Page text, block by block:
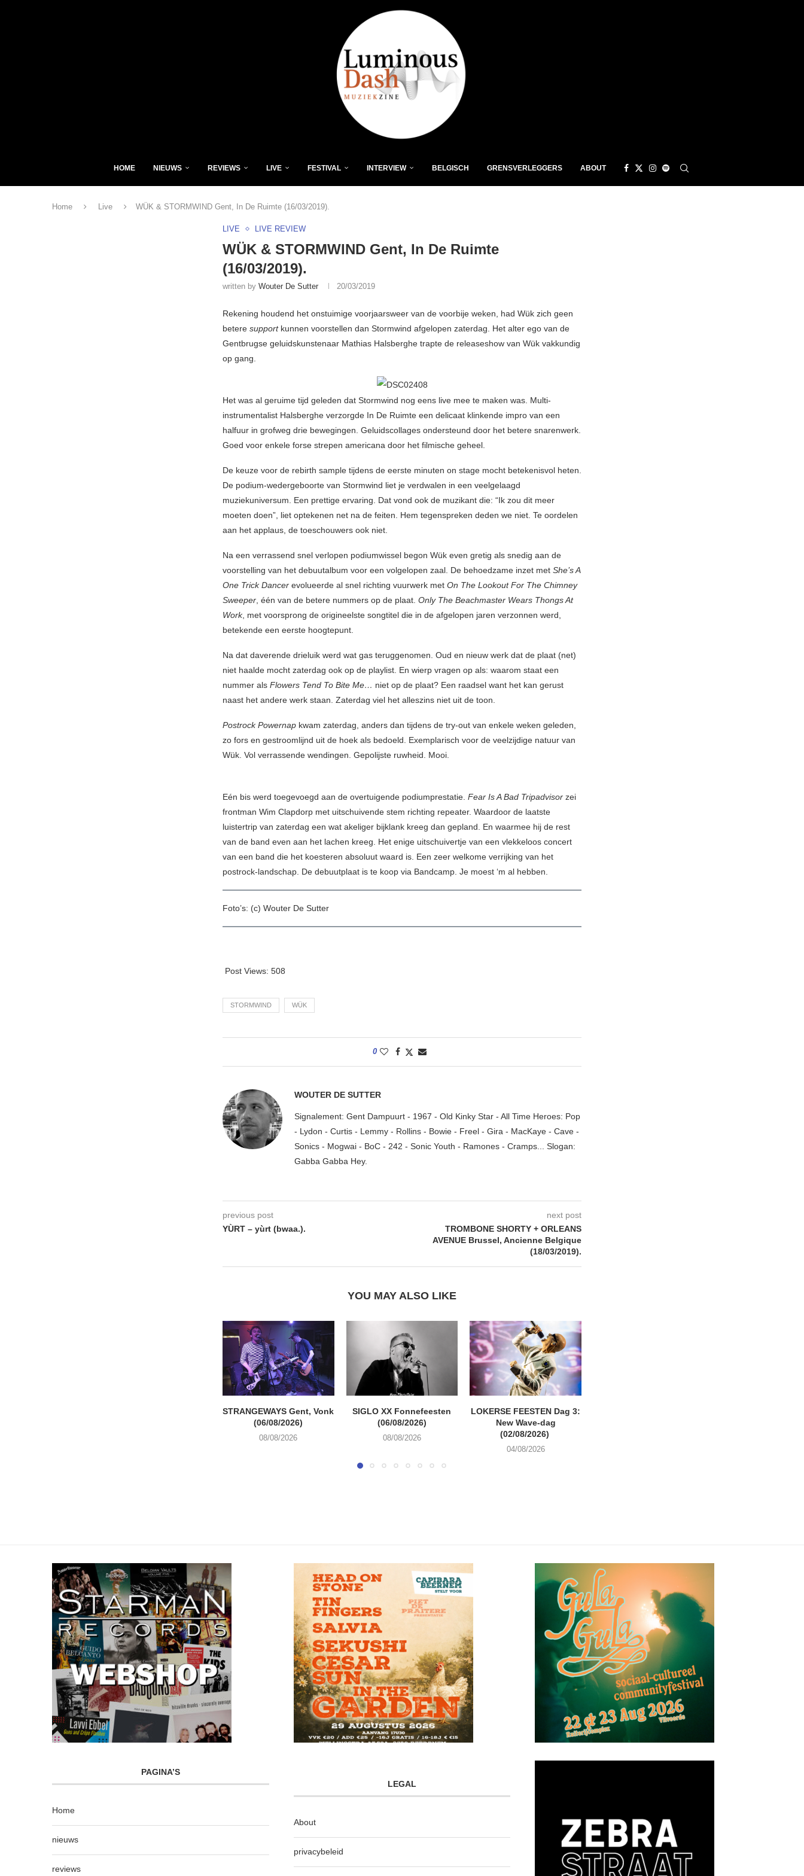
HOME NIEUWS REVIEWS LIVE FESTIVAL INTERVIEW BELGISCH GRENSVERLEGGERS ABOUT
Home Live WÜK & STORMWIND Gent, In De Ruimte (16/03/2019).
LIVE LIVE REVIEW
WÜK & STORMWIND Gent, In De Ruimte
(16/03/2019).
written by Wouter De Sutter 20/03/2019
Rekening houdend het onstuimige voorjaarsweer van de voorbije weken, had Wük zich geen
betere supportkunnen voorstellen dan Stormwind afgelopen zaterdag. Het alter ego van de
Gentbrugse geluidskunstenaar Mathias Halsberghe trapte de releaseshow van Wük vakkundig
op gang.
Het was al geruime tijd geleden dat Stormwind nog eens live mee te maken was. Multi-
instrumentalist Halsberghe verzorgde In De Ruimte een delicaat klinkende impro van een
halfuur in grofweg drie bewegingen. Geluidscollages ondersteund door het betere snarenwerk.
Goed voor enkele forse strepen americana door het filmische geheel.
De keuze voor de rebirth sample tijdens de eerste minuten on stage mocht betekenisvol heten.
De podium-wedergeboorte van Stormwind liet je verdwalen in een veelgelaagd
muziekuniversum. Een prettige ervaring. Dat vond ook de muzikant die: “Ik zou dit meer
moeten doen”, liet optekenen net na de feiten. Hem tegenspreken deden we niet. Te oordelen
aan het applaus, de toeschouwers ook niet.
Na een verrassend snel verlopen podiumwissel begon Wük even gretig als snedig aan de
voorstelling van het debuutalbum voor een volgelopen zaal. De behoedzame inzet met She’s A
One Trick Dancer evolueerde al snel richting vuurwerk met On The Lookout For The Chimney
Sweeper, één van de betere nummers op de plaat. Only The Beachmaster Wears Thongs At
Work, met voorsprong de origineelste songtitel die in de afgelopen jaren verzonnen werd,
betekende een eerste hoogtepunt.
Na dat daverende drieluik werd wat gas teruggenomen. Oud en nieuw werk dat de plaat (net)
niet haalde mocht zaterdag ook op de playlist. En wierp vragen op als: waarom staat een
nummer als Flowers Tend To Bite Me… niet op de plaat? Een raadsel want het kan gerust
naast het andere werk staan. Zaterdag viel het alleszins niet uit de toon.
Postrock Powernap kwam zaterdag, anders dan tijdens de try-out van enkele weken geleden,
zo fors en gestroomlijnd uit de hoek als bedoeld. Exemplarisch voor de veelzijdige natuur van
Wük. Vol verrassende wendingen. Gepolijste ruwheid. Mooi.
Eén bis werd toegevoegd aan de overtuigende podiumprestatie. Fear Is A Bad Tripadvisor zei
frontman Wim Clapdorp met uitschuivende stem richting repeater. Waardoor de laatste
luistertrip van zaterdag een wat akeliger bijklank kreeg dan gepland. En waarmee hij de rest
van de band even aan het lachen kreeg. Het enige uitschuivertje van een vlekkeloos concert
van een band die het koesteren absoluut waard is. Een zeer welkome verrijking van het
postrock-landschap. De debuutplaat is te koop via Bandcamp. Je moest ‘m al hebben.
Foto’s: (c) Wouter De Sutter
Post Views: 508
STORMWIND WÜK
0
WOUTER DE SUTTER
Signalement: Gent Dampuurt - 1967 - Old Kinky Star - All Time Heroes: Pop
- Lydon - Curtis - Lemmy - Rollins - Bowie - Freel - Gira - MacKaye - Cave -
Sonics - Mogwai - BoC - 242 - Sonic Youth - Ramones - Cramps... Slogan:
Gabba Gabba Hey.
previous post
YÙRT – yùrt (bwaa.).
next post
TROMBONE SHORTY + ORLEANS
AVENUE Brussel, Ancienne Belgique
(18/03/2019).
YOU MAY ALSO LIKE
STRANGEWAYS Gent, Vonk
(06/08/2026)
08/08/2026
SIGLO XX Fonnefeesten
(06/08/2026)
08/08/2026
LOKERSE FEESTEN Dag 3:
New Wave-dag
(02/08/2026)
04/08/2026
PAGINA’S
Home
nieuws
reviews
LEGAL
About
privacybeleid